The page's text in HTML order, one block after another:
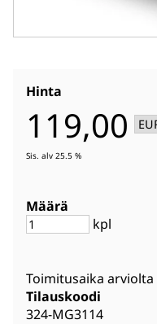
Hinta
119,00
Sis. alv 25.5 %
Määrä
kpl
Toimitusaika arviolta
Tilauskoodi
324-MG3114